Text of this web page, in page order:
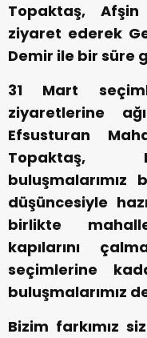
Topaktaş,
ziyaret ederek
Demir ile bir süre
31 Mart
ziyaretlerine
Efsusturan
Topaktaş,
buluşmalarımız
düşüncesiyle
birlikte
kapılarını
seçimlerine
buluşmalarımız
Bizim farkımız